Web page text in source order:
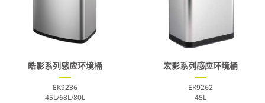
皓影系列感应环境桶
EK9236
45L/68L/80L
宏影系列感应环境桶
EK9262
45L